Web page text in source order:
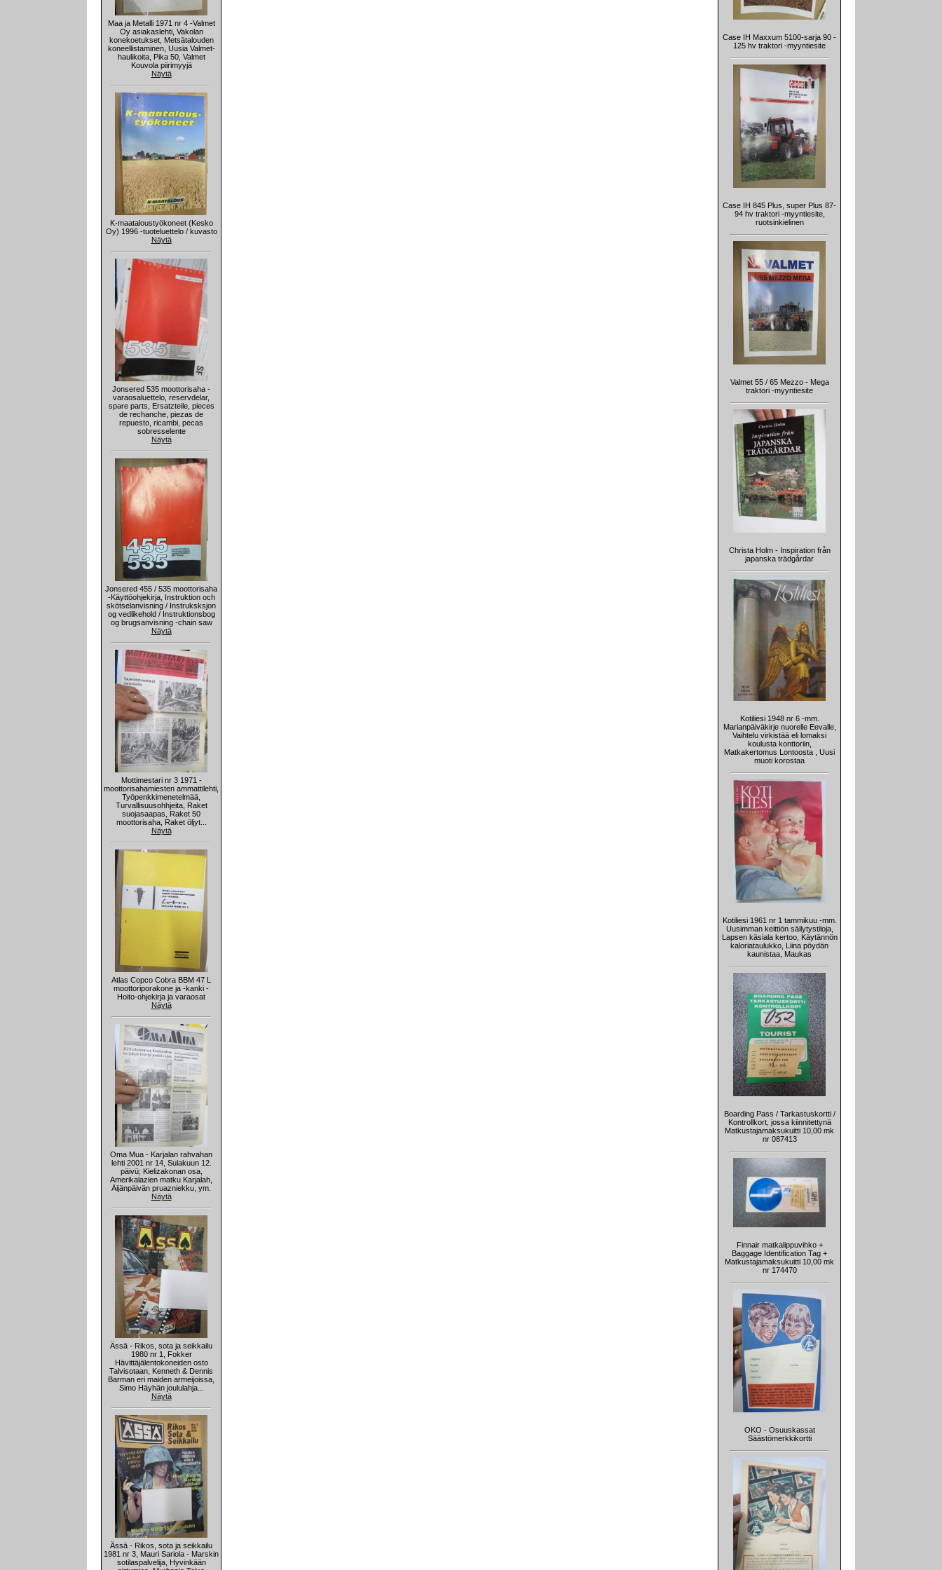
Maa ja Metalli 1971 nr 4 -Valmet
Oy asiakaslehti, Vakolan
konekoetukset, Metsätalouden
koneellistaminen, Uusia Valmet-
haulikoita, Pika 50, Valmet
Kouvola piirimyyjä
Näytä
K-maataloustyökoneet (Kesko
Oy) 1996 -tuoteluettelo / kuvasto
Näytä
Jonsered 535 moottorisaha -
varaosaluettelo, reservdelar,
spare parts, Ersatzteile, pieces
de rechanche, piezas de
repuesto, ricambi, pecas
sobresselente
Näytä
Jonsered 455 / 535 moottorisaha
-Käyttöohjekirja, Instruktion och
skötselanvisning / Instruksksjon
og vedlikehold / Instruktionsbog
og brugsanvisning -chain saw
Näytä
Mottimestari nr 3 1971 -
moottorisahamiesten ammattilehti,
Työpenkkimenetelmää,
Turvallisuusohhjeita, Raket
suojasaapas, Raket 50
moottorisaha, Raket öljyt...
Näytä
Atlas Copco Cobra BBM 47 L
moottoriporakone ja -kanki -
Hoito-ohjekirja ja varaosat
Näytä
Oma Mua - Karjalan rahvahan
lehti 2001 nr 14, Sulakuun 12.
päivü; Kielizakonan osa,
Amerikalazien matku Karjalah,
Äijänpäivän pruazniekku, ym.
Näytä
Ässä - Rikos, sota ja seikkailu
1980 nr 1, Fokker
Hävittäjälentokoneiden osto
Talvisotaan, Kenneth & Dennis
Barman eri maiden armeijoissa,
Simo Häyhän joululahja...
Näytä
Ässä - Rikos, sota ja seikkailu
1981 nr 3, Mauri Sariola - Marskin
sotilaspalvelija, Hyvinkään
Case IH Maxxum 5100-sarja 90 -
125 hv traktori -myyntiesite
Case IH 845 Plus, super Plus 87-
94 hv traktori -myyntiesite,
ruotsinkielinen
Valmet 55 / 65 Mezzo - Mega
traktori -myyntiesite
Christa Holm - Inspiration från
japanska trädgårdar
Kotiliesi 1948 nr 6 -mm.
Marianpäiväkirje nuorelle Eevalle,
Vaihtelu virkistää eli lomaksi
koulusta konttoriin,
Matkakertomus Lontoosta , Uusi
muoti korostaa
Kotiliesi 1961 nr 1 tammikuu -mm.
Uusimman keittiön säilytystiloja,
Lapsen käsiala kertoo, Käytännön
kaloriataulukko, Liina pöydän
kaunistaa, Maukas
Boarding Pass / Tarkastuskortti /
Kontrollkort, jossa kiinnitettynä
Matkustajamaksukuitti 10,00 mk
nr 087413
Finnair matkalippuvihko +
Baggage Identification Tag +
Matkustajamaksukuitti 10,00 mk
nr 174470
OKO - Osuuskassat
Säästömerkkikortti